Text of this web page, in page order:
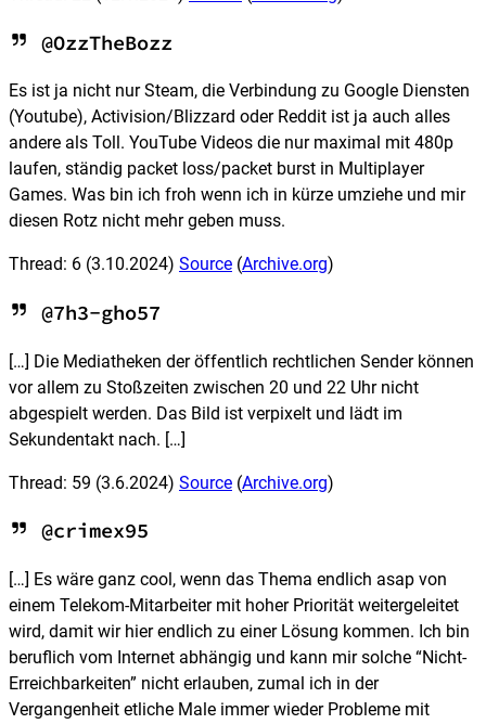
@OzzTheBozz
Es ist ja nicht nur Steam, die Verbindung zu Google Diensten
(Youtube), Activision/Blizzard oder Reddit ist ja auch alles
andere als Toll. YouTube Videos die nur maximal mit 480p
laufen, ständig packet loss/packet burst in Multiplayer
Games. Was bin ich froh wenn ich in kürze umziehe und mir
diesen Rotz nicht mehr geben muss.
Thread: 6 (3.10.2024) Source (Archive.org)
@7h3-gho57
[…] Die Mediatheken der öffentlich rechtlichen Sender können
vor allem zu Stoßzeiten zwischen 20 und 22 Uhr nicht
abgespielt werden. Das Bild ist verpixelt und lädt im
Sekundentakt nach. […]
Thread: 59 (3.6.2024) Source (Archive.org)
@crimex95
[…] Es wäre ganz cool, wenn das Thema endlich asap von
einem Telekom-Mitarbeiter mit hoher Priorität weitergeleitet
wird, damit wir hier endlich zu einer Lösung kommen. Ich bin
beruflich vom Internet abhängig und kann mir solche “Nicht-
Erreichbarkeiten” nicht erlauben, zumal ich in der
Vergangenheit etliche Male immer wieder Probleme mit